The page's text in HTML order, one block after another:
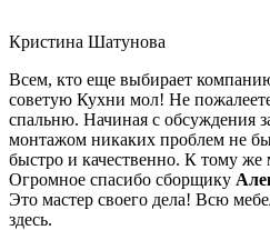
Кристина Шатунова
Всем, кто еще выбирает
советую Кухни мол! Не
спальню. Начиная с обсуждения
монтажом никаких проблем не
быстро и качественно. К тому же
Огромное спасибо сборщику
Это мастер своего дела! Всю
здесь.